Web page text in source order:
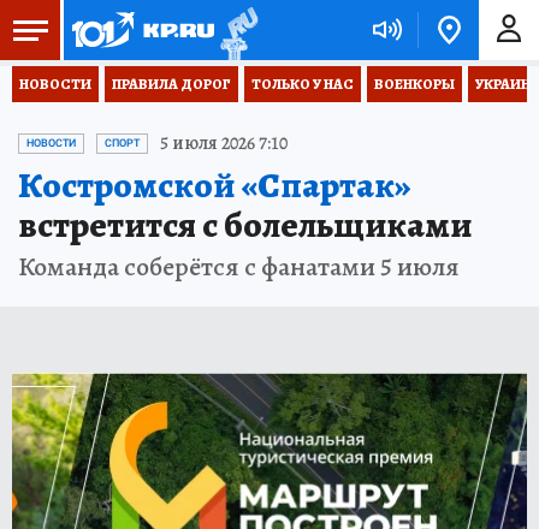
НОВОСТИ ПРАВИЛА ДОРОГ ТОЛЬКО У НАС ВОЕНКОРЫ
НОВОСТИ СПОРТ 5 июля 2026 7:10
Костромской «Спартак»
встретится с болельщиками
Команда соберётся с фанатами 5 июля